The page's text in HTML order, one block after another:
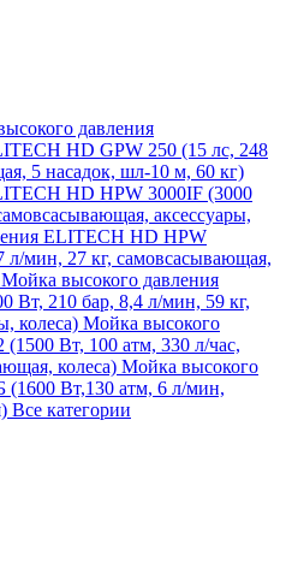
давления
HD GPW 250 (15 лс, 248
5 насадок, шл-10 м, 60 кг)
HD HPW 3000IF (3000
аксессуары,
ELITECH HD HPW
л/мин, 27 кг, самовсасывающая,
Мойка высокого давления
Вт, 210 бар, 8,4 л/мин, 59 кг,
колеса) Мойка высокого
Вт, 100 атм, 330 л/час,
колеса) Мойка высокого
Вт,130 атм, 6 л/мин,
Все категории